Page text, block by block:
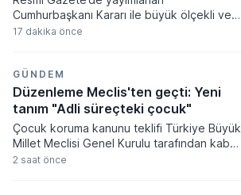
Cumhurbaşkanı Kararı ile büyük ölçekli ve
stratejik yatırımlara verilen proje bazlı
tutarlarından başvuru yöntemine, enerji
desteğinden yabancı yatırımcılarla
yapılabilecek özel sözleşmelere kadar
birçok başlıkta değişikliğe gidildi. Teknoloji
Hamlesi Programı kapsamındaki yatırımlar
için 100 milyon TL, diğer büyük projeler için
ise 2 milyar TL seviyesinde yatırım veya Ar-
17 dakika önce
GÜNDEM
Düzenleme Meclis'ten geçti: Yeni
tanım "Adli süreçteki çocuk"
Çocuk koruma kanunu teklifi Türkiye Büyük
Millet Meclisi Genel Kurulu tarafından kabul
edilerek yasalaştı. Yasalaşan yeni
2 saat önce